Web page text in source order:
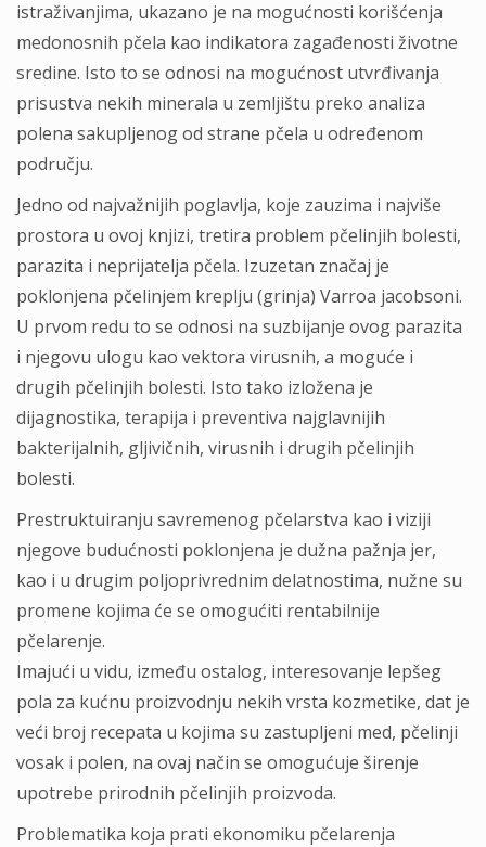
istraživanjima, ukazano je na mogućnosti korišćenja
medonosnih pčela kao indikatora zagađenosti životne
sredine. Isto to se odnosi na mogućnost utvrđivanja
prisustva nekih minerala u zemljištu preko analiza
polena sakupljenog od strane pčela u određenom
području.
Jedno od najvažnijih poglavlja, koje zauzima i najviše
prostora u ovoj knjizi, tretira problem pčelinjih bolesti,
parazita i neprijatelja pčela. Izuzetan značaj je
poklonjena pčelinjem kreplju (grinja) Varroa jacobsoni.
U prvom redu to se odnosi na suzbijanje ovog parazita
i njegovu ulogu kao vektora virusnih, a moguće i
drugih pčelinjih bolesti. Isto tako izložena je
dijagnostika, terapija i preventiva najglavnijih
bakterijalnih, gljivičnih, virusnih i drugih pčelinjih
bolesti.
Prestruktuiranju savremenog pčelarstva kao i viziji
njegove budućnosti poklonjena je dužna pažnja jer,
kao i u drugim poljoprivrednim delatnostima, nužne su
promene kojima će se omogućiti rentabilnije
pčelarenje.
Imajući u vidu, između ostalog, interesovanje lepšeg
pola za kućnu proizvodnju nekih vrsta kozmetike, dat je
veći broj recepata u kojima su zastupljeni med, pčelinji
vosak i polen, na ovaj način se omogućuje širenje
upotrebe prirodnih pčelinjih proizvoda.
Problematika koja prati ekonomiku pčelarenja